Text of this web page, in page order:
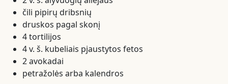
čili pipirų dribsnių
druskos pagal skonį
4 tortilijos
4 v. š. kubeliais pjaustytos fetos
2 avokadai
petražolės arba kalendros